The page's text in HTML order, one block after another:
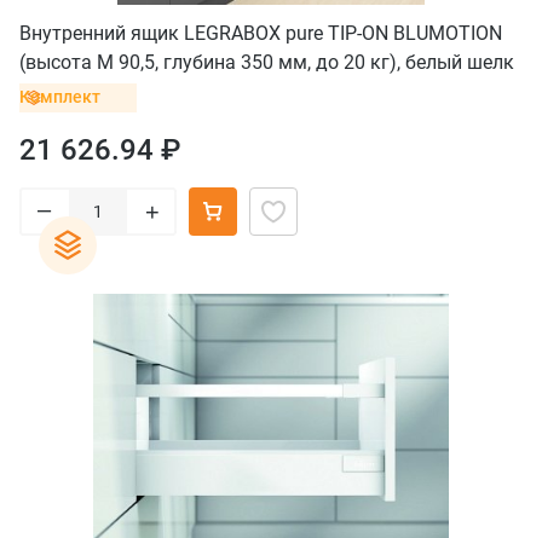
Внутренний ящик LEGRABOX pure TIP-ON BLUMOTION
(высота M 90,5, глубина 350 мм, до 20 кг), белый шелк
Комплект
21 626.94 ₽
– +